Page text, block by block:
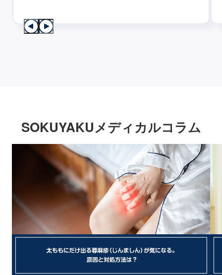
SOKUYAKUメディカルコラム